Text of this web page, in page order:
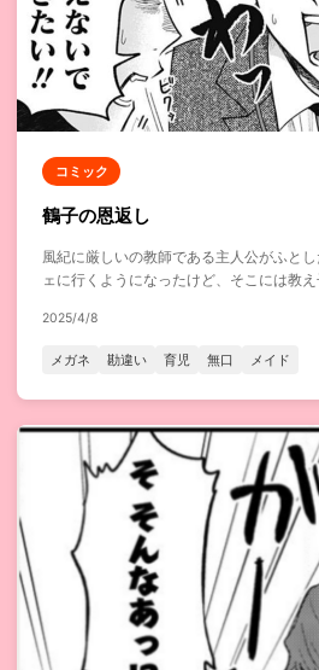
コミック
鶴子の恩返し
風紀に厳しいの教師である主人公がふと
ェに行くようになったけど、そこには教
2025/4/8
メガネ 勘違い 育児 無口 メイド